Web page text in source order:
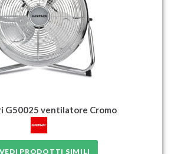
G50025 ventilatore Cromo
PRODOTTI SIMILI